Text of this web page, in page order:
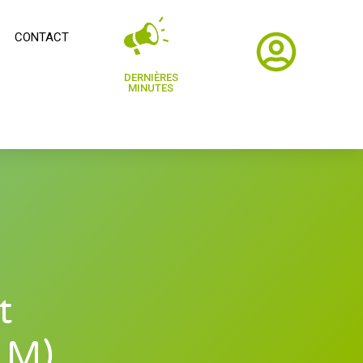
CONTACT
DERNIÈRES
MINUTES